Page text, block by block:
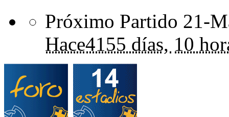
Próximo Partido 21-
Hace4155 días, 10